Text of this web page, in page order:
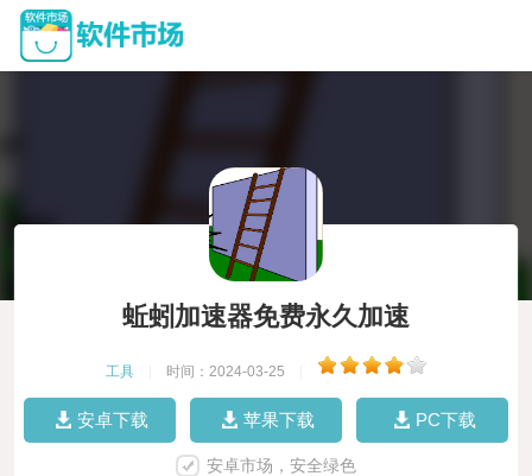
蚯蚓加速器免费永久加速
工具 时间：2024-03-25
安卓下载 苹果下载 PC下载
安卓市场，安全绿色